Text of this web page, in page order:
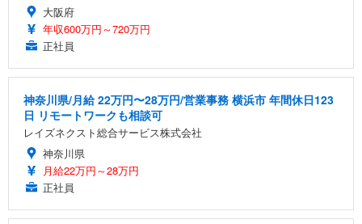
大阪府
年収600万円～720万円
正社員
神奈川県/月給 22万円〜28万円/営業事務 横浜市 年間休日123
日 リモートワークも相談可
レイズネクスト総合サービス株式会社
神奈川県
月給22万円～28万円
正社員